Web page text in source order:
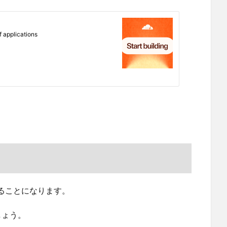
とになります。
う。